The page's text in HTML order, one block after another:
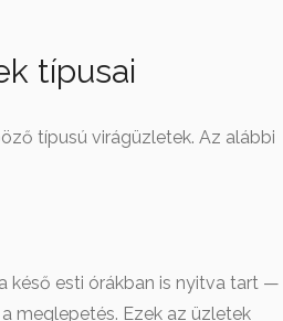
típusai
típusú virágüzletek. Az alábbi
késő esti órákban is nyitva tart —
meglepetés. Ezek az üzletek